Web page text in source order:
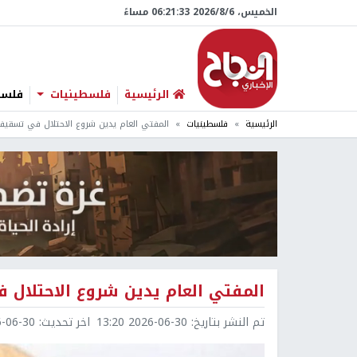
الخميس، 6/‏8/‏2026 06:21:34 مساءً
الرئيسية فلسطينيات
الرئيسية فلسطينيات المفتي العام يدين شروع الاحتلال في
المفتي العام يدين شروع
تم النشر بتاريخ: 2026-06-30 13:20 اخر تحديث: 30 13:20